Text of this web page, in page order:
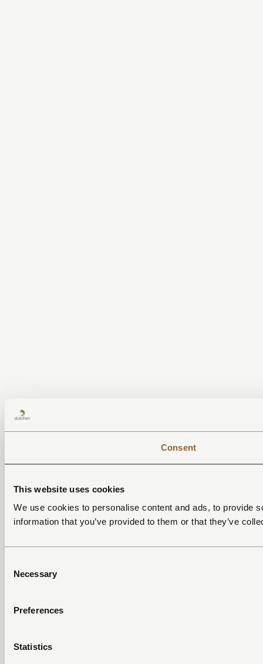
Consent
This website uses cookies
We use cookies to personalise content and ads, to provide
information that you’ve provided to them or that they’ve
Selection
Necessary
Preferences
Statistics